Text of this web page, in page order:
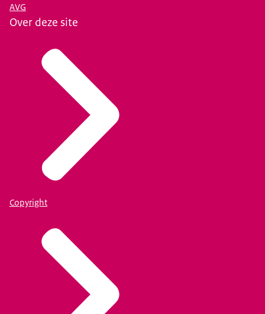
AVG
Over deze site
Copyright